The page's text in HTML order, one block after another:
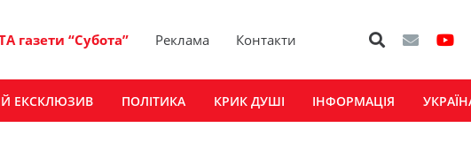
газети “Субота” Реклама Контакти
ЕКСКЛЮЗИВ ПОЛІТИКА КРИК ДУШІ ІНФОРМАЦІЯ